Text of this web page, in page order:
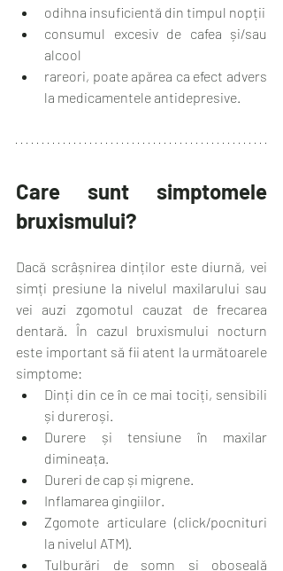
odihna insuficientă din timpul nopții
consumul excesiv de cafea și/sau
alcool
rareori, poate apărea ca efect advers
la medicamentele antidepresive.
Care sunt simptomele
bruxismului?
Dacă scrâșnirea dinților este diurnă, vei
simți presiune la nivelul maxilarului sau
vei auzi zgomotul cauzat de frecarea
dentară. În cazul bruxismului nocturn
este important să fii atent la următoarele
simptome:
Dinți din ce în ce mai tociți, sensibili
și dureroși.
Durere și tensiune în maxilar
dimineața.
Dureri de cap și migrene.
Inflamarea gingiilor.
Zgomote articulare (click/pocnituri
la nivelul ATM).
Tulburări de somn și oboseală